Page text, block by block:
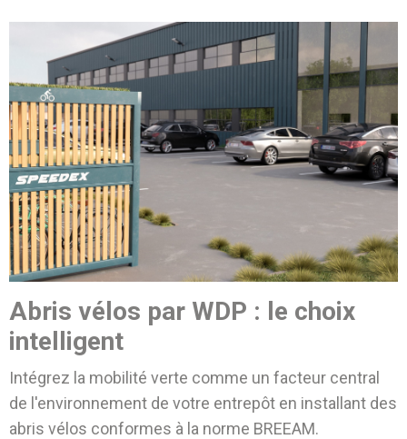
Abris vélos par WDP : le choix
intelligent
Intégrez la mobilité verte comme un facteur central
de l'environnement de votre entrepôt en installant des
abris vélos conformes à la norme BREEAM.